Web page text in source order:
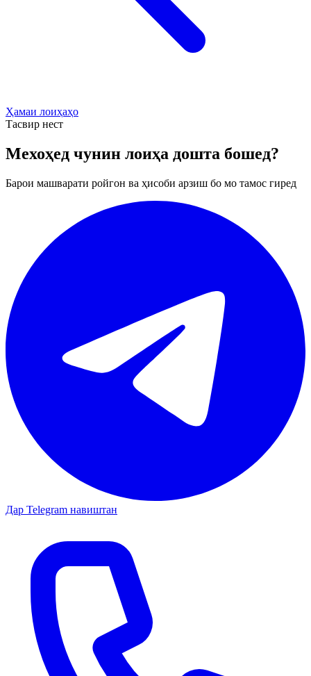
Ҳамаи лоиҳаҳо
Тасвир нест
Мехоҳед чунин лоиҳа дошта бошед?
Барои машварати ройгон ва ҳисоби арзиш бо мо тамос гиред
Дар Telegram навиштан